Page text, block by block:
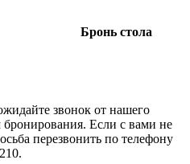
Бронь стола
звонок от нашего
Если с вами не
перезвонить по телефону